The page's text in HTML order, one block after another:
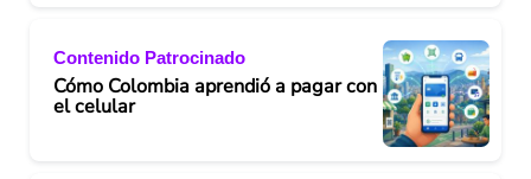
Contenido Patrocinado
Cómo Colombia aprendió a pagar con
el celular